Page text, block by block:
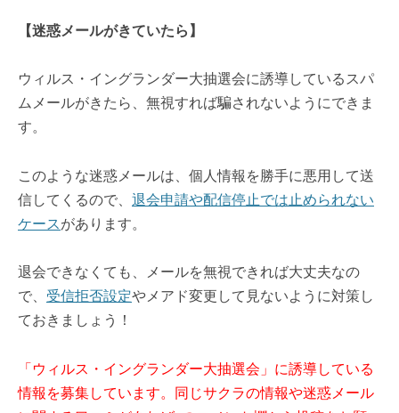
【迷惑メールがきていたら】
ウィルス・イングランダー大抽選会に誘導しているスパ
ムメールがきたら、無視すれば騙されないようにできま
す。
このような迷惑メールは、個人情報を勝手に悪用して送
信してくるので、 退会申請や配信停止では止められない
ケースがあります。
退会できなくても、メールを無視できれば大丈夫なの
で、 受信拒否設定やメアド変更して見ないように対策し
ておきましょう！
「ウィルス・イングランダー大抽選会」に誘導している
情報を募集しています。同じサクラの情報や迷惑メール